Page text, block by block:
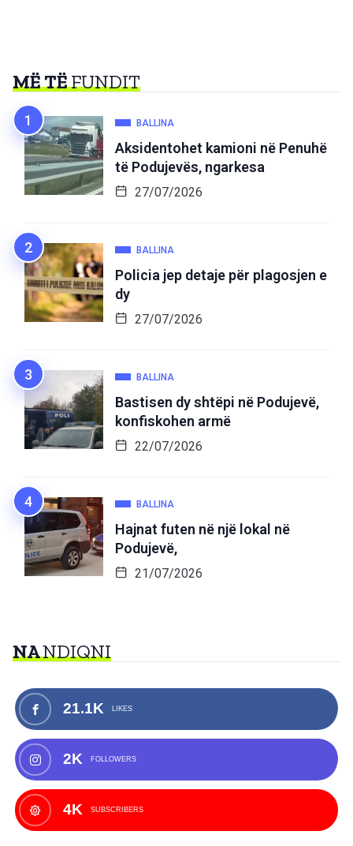
MË TËFUNDIT
BALLINA
Aksidentohet kamioni në Penuhë
të Podujevës, ngarkesa
27/07/2026
BALLINA
Policia jep detaje për plagosjen e
dy
27/07/2026
BALLINA
Bastisen dy shtëpi në Podujevë,
konfiskohen armë
22/07/2026
BALLINA
Hajnat futen në një lokal në
Podujevë,
21/07/2026
NANDIQNI
21.1K LIKES
2K FOLLOWERS
4K SUBSCRIBERS